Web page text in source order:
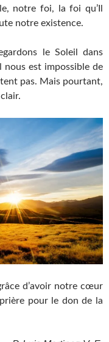
notre foi, la foi qu’Il
notre existence.
le Soleil dans
nous est impossible de
pas. Mais pourtant,
d’avoir notre cœur
pour le don de la